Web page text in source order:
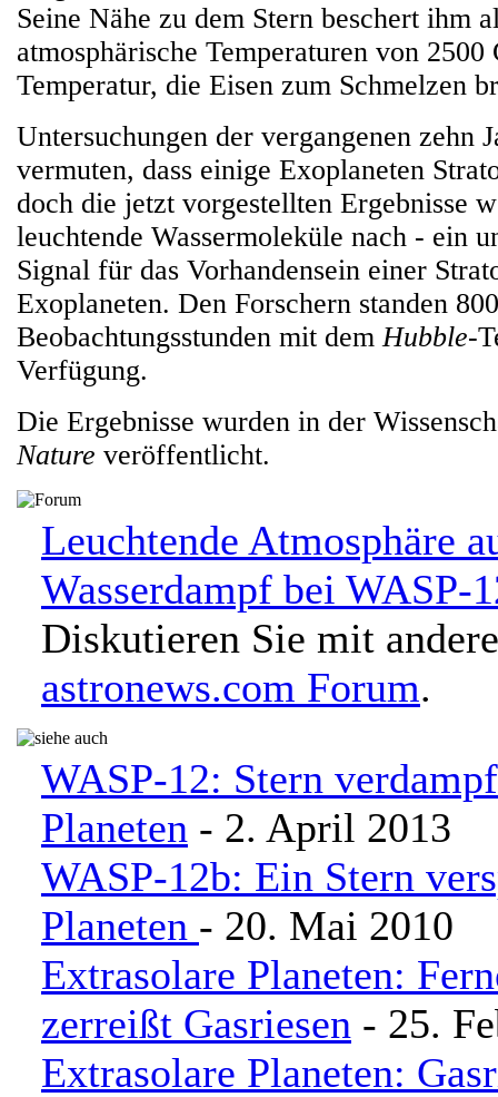
Seine Nähe zu dem Stern beschert ihm
atmosphärische Temperaturen von
Temperatur, die Eisen zum Schmelzen
Untersuchungen der vergangenen zehn
vermuten, dass einige Exoplaneten
doch die jetzt vorgestellten Ergebnisse
leuchtende Wassermoleküle nach - ein
Signal für das Vorhandensein einer
Exoplaneten. Den Forschern standen 800
Beobachtungsstunden mit demHubble-
Verfügung.
Die Ergebnisse wurden in der
Nature veröffentlicht.
Leuchtende Atmosphäre
Wasserdampf bei WASP-
Diskutieren Sie mit
astronews.com Forum.
WASP-12: Stern
Planeten - 2. April 2013
WASP-12b: Ein Stern
Planeten - 20. Mai 2010
Extrasolare Planeten:
zerreißt Gasriesen - 25.
Extrasolare Planeten: